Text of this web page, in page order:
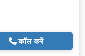
कॉल करें